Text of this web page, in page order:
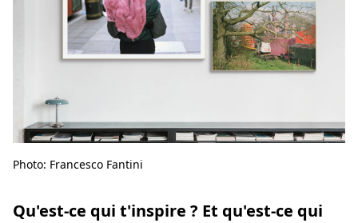
Photo: Francesco Fantini
Qu'est-ce qui t'inspire ? Et qu'est-ce qui